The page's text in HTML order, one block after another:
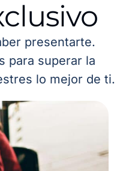
presentarte.
para superar la
lo mejor de ti.